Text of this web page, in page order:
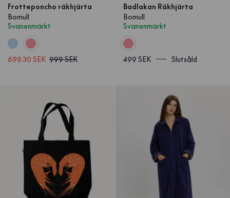
Frotteponcho räkhjärta
Bomull
Svanenmärkt
699.30 SEK 999 SEK
Badlakan Räkhjärta
Bomull
Svanenmärkt
499 SEK Slutsåld